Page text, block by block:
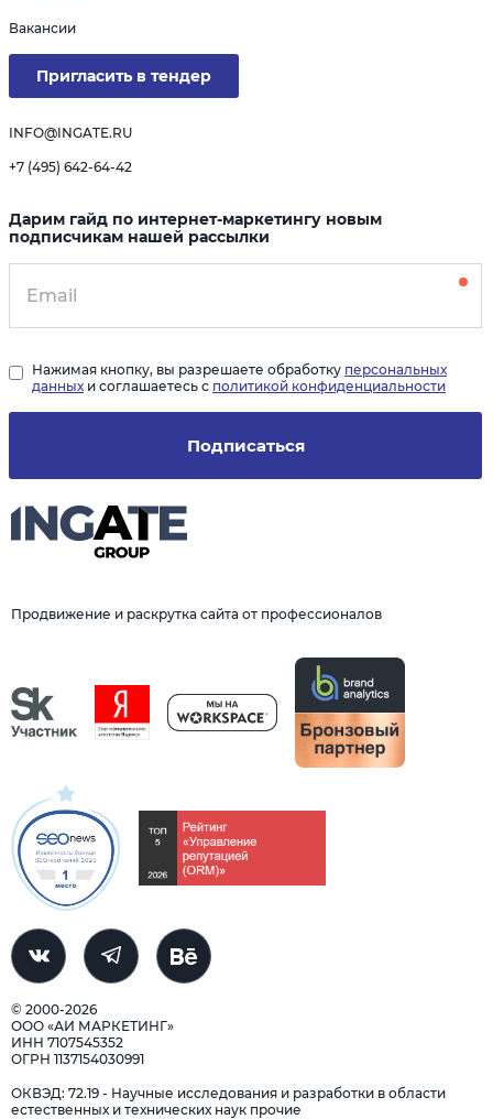
Продвижение и раскрутка сайта от профессионалов
© 2000-2026
ООО «АИ МАРКЕТИНГ»
ИНН 7107545352
ОГРН 1137154030991
Вакансии
Пригласить в тендер
INFO@INGATE.RU
+7 (495) 642-64-42
Дарим гайд по интернет-маркетингу новым
подписчикам нашей рассылки
Подписаться
Нажимая кнопку, вы разрешаете обработку персональных
данных и соглашаетесь с политикой конфиденциальности
ОКВЭД: 72.19 - Научные исследования и разработки в области
естественных и технических наук прочие